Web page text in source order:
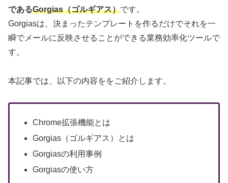
であるGorgias（ゴルギアス）です。
Gorgiasは、決まったテンプレートを作るだけでそれを一
瞬でメールに反映させることができる業務効率化ツールで
す。
本記事では、以下の内容ををご紹介します。
Chrome拡張機能とは
Gorgias（ゴルギアス）とは
Gorgiasの利用事例
Gorgiasの使い方